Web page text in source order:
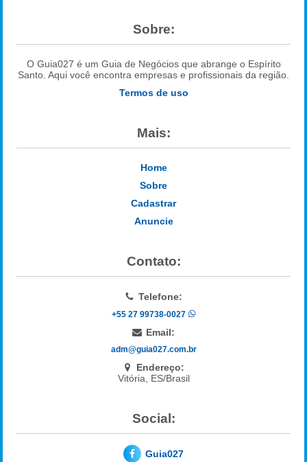
Sobre:
O Guia027 é um Guia de Negócios que abrange o Espírito
Santo. Aqui você encontra empresas e profissionais da região.
Termos de uso
Mais:
Home
Sobre
Cadastrar
Anuncie
Contato:
Telefone:
+55 27 99738-0027
Email:
adm@guia027.com.br
Endereço:
Vitória, ES/Brasil
Social:
Guia027